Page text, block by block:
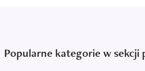
Popularne kategorie w sekcji